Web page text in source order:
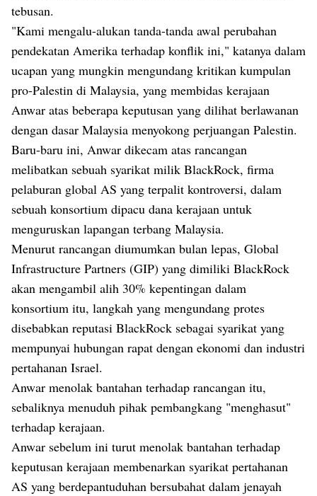
tebusan.
"Kami mengalu-alukan tanda-tanda awal perubahan
pendekatan Amerika terhadap konflik ini," katanya dalam
ucapan yang mungkin mengundang kritikan kumpulan
pro-Palestin di Malaysia, yang membidas kerajaan
Anwar atas beberapa keputusan yang dilihat berlawanan
dengan dasar Malaysia menyokong perjuangan Palestin.
Baru-baru ini, Anwar dikecam atas rancangan
melibatkan sebuah syarikat milik BlackRock, firma
pelaburan global AS yang terpalit kontroversi, dalam
sebuah konsortium dipacu dana kerajaan untuk
menguruskan lapangan terbang Malaysia.
Menurut rancangan diumumkan bulan lepas, Global
Infrastructure Partners (GIP) yang dimiliki BlackRock
akan mengambil alih 30% kepentingan dalam
konsortium itu, langkah yang mengundang protes
disebabkan reputasi BlackRock sebagai syarikat yang
mempunyai hubungan rapat dengan ekonomi dan industri
pertahanan Israel.
Anwar menolak bantahan terhadap rancangan itu,
sebaliknya menuduh pihak pembangkang "menghasut"
terhadap kerajaan.
Anwar sebelum ini turut menolak bantahan terhadap
keputusan kerajaan membenarkan syarikat pertahanan
AS yang berdepantuduhan bersubahat dalam jenayah